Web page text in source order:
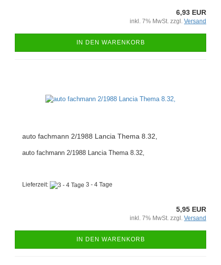
6,93 EUR
inkl. 7% MwSt. zzgl. Versand
IN DEN WARENKORB
auto fachmann 2/1988 Lancia Thema 8.32,
auto fachmann 2/1988 Lancia Thema 8.32,
Lieferzeit: 3 - 4 Tage
5,95 EUR
inkl. 7% MwSt. zzgl. Versand
IN DEN WARENKORB